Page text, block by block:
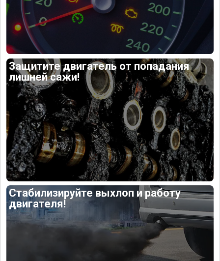
Защитите двигатель от попадания
лишней сажи!
Стабилизируйте выхлоп и работу
двигателя!